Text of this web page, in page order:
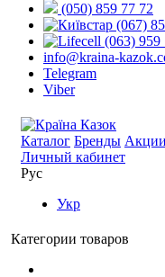
(050) 859 77 72
(067)
(063) 959
info@kraina-
Telegram
Viber
Каталог Бренды Акции
Личный кабинет
Рус
Укр
Категории товаров